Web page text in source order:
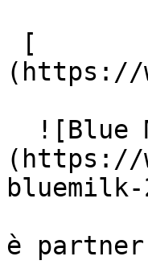
(https://
(https://
bluemilk-
è